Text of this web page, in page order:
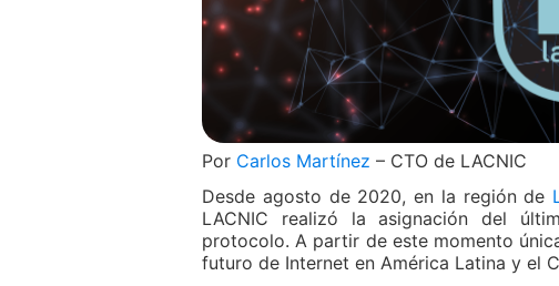
Por Carlos Martínez – CTO de LACNIC
Desde agosto de 2020, en la región de
LACNIC realizó la asignación del
protocolo. A partir de este momento
futuro de Internet en América Latina y el